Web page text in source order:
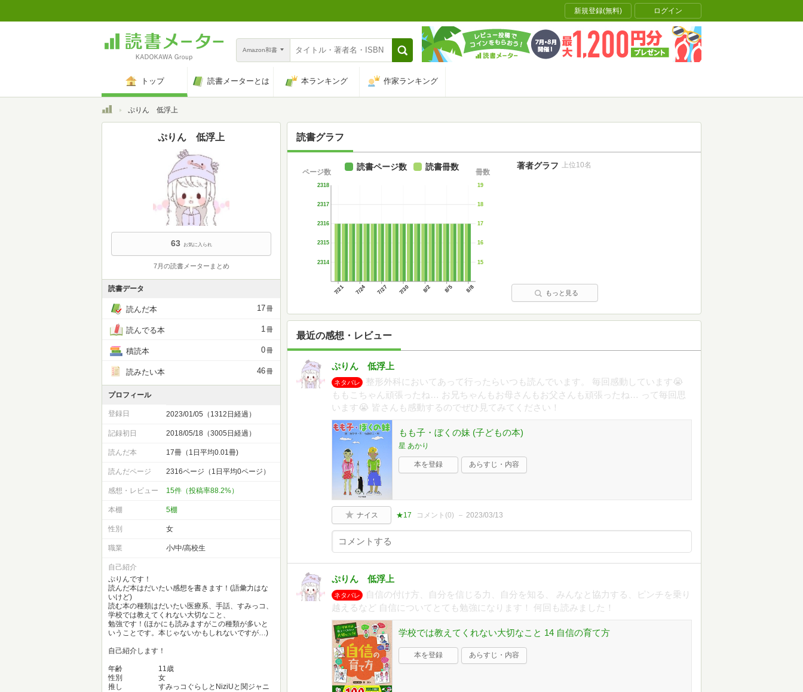
新規登録(無料) ログイン
Amazon和書
トップ 読書メーターとは 本ランキング 作家ランキング
トップぷりん 低浮上
読書グラフ
7/21 7/24 7/27 7/30 8/2 8/5 8/8
2314
2315
2316
2317
2318
ページ数
15
16
17
18
19
冊数
読書ページ数 読書冊数 著者グラフ 上位10名
もっと見る
最近の感想・レビュー
ぷりん 低浮上
ネタバレ
整形外科においてあって行ったらいつも読んでいます。 毎回感動しています😭
ももこちゃん頑張ったね… お兄ちゃんもお母さんもお父さんも頑張ったね… って毎回思
います😭 皆さんも感動するのでぜひ見てみてください！
もも子・ぼくの妹 (子どもの本)
星 あかり
本を登録 あらすじ・内容
ナイス ★17 コメント(0) 2023/03/13
ぷりん 低浮上
ネタバレ
自信の付け方、自分を信じる力、自分を知る、 みんなと協力する、ピンチを乗り
越えるなど 自信についてとても勉強になります！ 何回も読みました！
学校では教えてくれない大切なこと 14 自信の育て方
本を登録 あらすじ・内容
ぷりん 低浮上
63 お気に入られ
7月の読書メーターまとめ
読書データ
読んだ本 17冊
読んでる本 1冊
積読本 0冊
読みたい本 46冊
プロフィール
登録日 2023/01/05（1312日経過）
記録初日 2018/05/18（3005日経過）
読んだ本 17冊（1日平均0.01冊)
読んだページ 2316ページ（1日平均0ページ）
感想・レビュー 15件（投稿率88.2%）
本棚 5棚
性別 女
職業 小/中/高校生
自己紹介
ぷりんです！
読んだ本はだいたい感想を書きます！(語彙力はな
いけど)
読む本の種類はだいたい医療系、手話、すみっコ、
学校では教えてくれない大切なこと、
勉強です！(ほかにも読みますがこの種類が多いと
いうことです。本じゃないかもしれないですが…)
自己紹介します！
年齢 11歳
性別 女
推し すみっコぐらしとNiziUと関ジャニ